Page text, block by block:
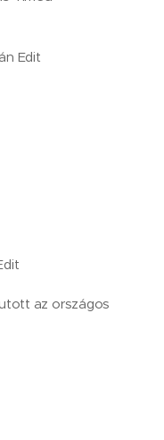
Edit
az országos